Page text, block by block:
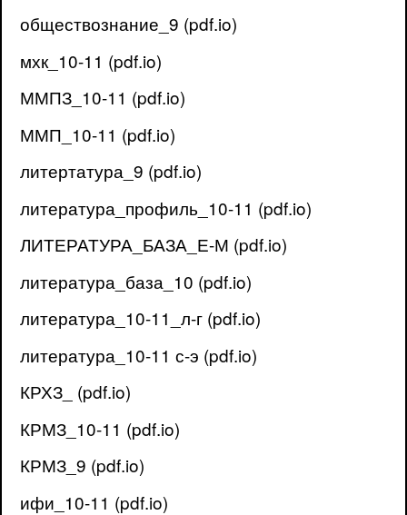
обществознание_9 (pdf.io)
мхк_10-11 (pdf.io)
ММПЗ_10-11 (pdf.io)
ММП_10-11 (pdf.io)
литертатура_9 (pdf.io)
литература_профиль_10-11 (pdf.io)
ЛИТЕРАТУРА_БАЗА_Е-М (pdf.io)
литература_база_10 (pdf.io)
литература_10-11_л-г (pdf.io)
литература_10-11 с-э (pdf.io)
КРХЗ_ (pdf.io)
КРМЗ_10-11 (pdf.io)
КРМЗ_9 (pdf.io)
ифи_10-11 (pdf.io)